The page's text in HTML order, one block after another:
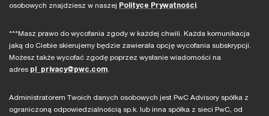
osobowych znajdziesz w naszej Polityce Prywatności.
***Masz prawo do wycofania zgody w każdej chwili. Każda komunikacja
jaką do Ciebie skierujemy będzie zawierała opcję wycofania subskrypcji.
Możesz także wycofać zgodę poprzez wysłanie wiadomości na
adres pl_privacy@pwc.com.
Administratorem Twoich danych osobowych jest PwC Advisory spółka z
ograniczoną odpowiedzialnością sp.k. lub inna spółka z sieci PwC, od